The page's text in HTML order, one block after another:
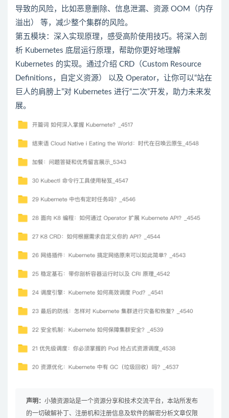
导致的风险，比如恶意删除、信息泄漏、资源 OOM（内存
溢出） 等，减少整个集群的风险。
第五模块：深入实现原理，感受高阶使用技巧。将深入剖
析 Kubernetes 底层运行原理，帮助你更好地理解
Kubernetes 的实现。通过介绍 CRD（Custom Resource
Definitions，自定义资源） 以及 Operator，让你可以“站在
巨人的肩膀上”对 Kubernetes 进行“二次”开发，助力未来发
展。
声明： 小猿资源站是一个资源分享和技术交流平台，本站所发布
的一切破解补丁、注册机和注册信息及软件的解密分析文章仅限